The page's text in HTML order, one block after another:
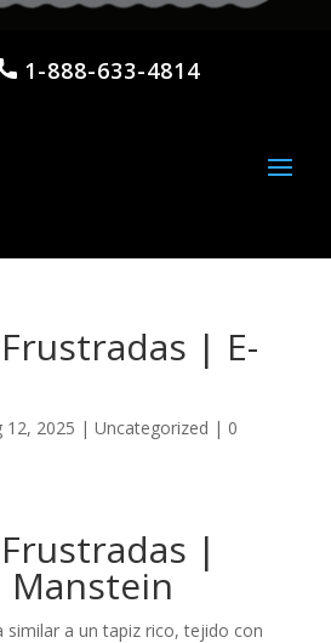
1-888-633-4814
| E-
12, 2025 | Uncategorized | 0
|
Manstein
similar a un tapiz rico, tejido con